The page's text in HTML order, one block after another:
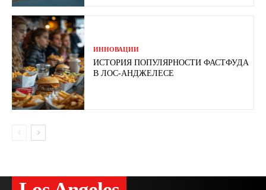
ИННОВАЦИИ
ИСТОРИЯ ПОПУЛЯРНОСТИ ФАСТФУДА
В ЛОС-АНДЖЕЛЕСЕ